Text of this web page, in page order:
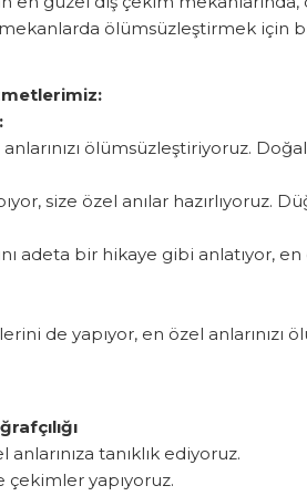
ölümsüzleştirmek için
ölümsüzleştiriyoruz.
size özel anılar hazırlıyoruz.
adeta bir hikaye gibi anlatıyor, en
de yapıyor, en özel
tanıklık ediyoruz.
çekimler yapıyoruz.